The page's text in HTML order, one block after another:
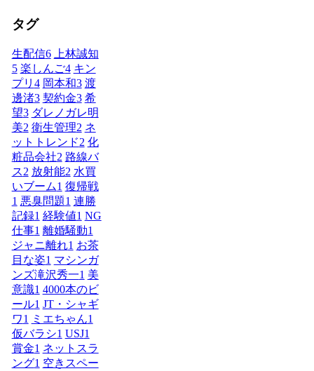
タグ
生配信6
上林誠知
5 楽しんご4 キン
プリ 4 岡本和3 渡
邊渚3 契約金3 希
望3 ダレノガレ明
美2 衛生管理2 ネ
ットトレンド2 化
粧品会社2 路線バ
ス2 放射能2 水買
いブーム1 復帰戦
1 悪臭問題1 連勝
記録1 経験値1 NG
仕事1 離婚騒動1
ジャニ離れ1 お茶
目な姿1 マシンガ
ンズ滝沢秀一1 美
意識1 4000本のビ
ール1 JT・シャギ
ワ1 ミエちゃん1
仮バラシ1 USJ1
賞金1 ネットスラ
ング1 空きスペー